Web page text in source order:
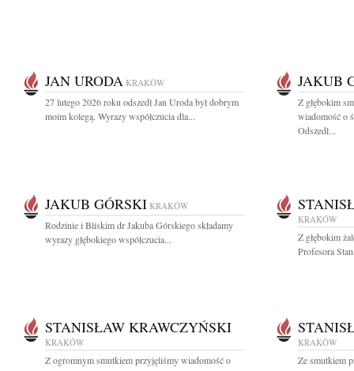
JAN URODA KRAKÓW
27 lutego 2026 roku odszedł Jan Uroda był dobrym
moim kolegą. Wyrazy współczucia dla...
JAKUB
Z głębokim
wiadomość o
Odszedł...
JAKUB GÓRSKI KRAKÓW
Rodzinie i Bliskim dr Jakuba Górskiego składamy
wyrazy głębokiego współczucia...
KRAKÓW
Z głębokim
Profesora
STANISŁAW KRAWCZYŃSKI
KRAKÓW
Z ogromnym smutkiem przyjęliśmy wiadomość o
KRAKÓW
Ze smutkiem